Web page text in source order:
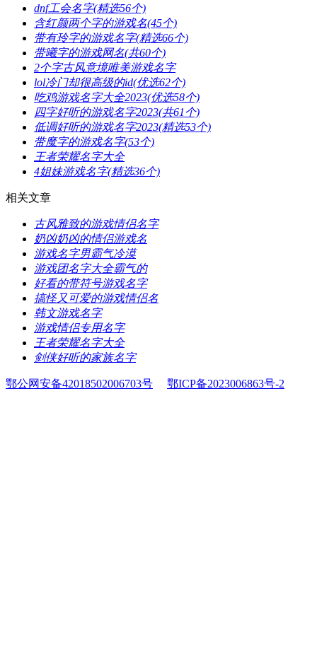
​dnf工会名字(精选56个)
​含红颜两个字的游戏名(45个)
​带有玲字的游戏名字(精选66个)
​带曦字的游戏网名(共60个)
​2个字古风意境唯美游戏名字
​lol冷门却很高级的id(优选62个)
​吃鸡游戏名字大全2023(优选58个)
​四字好听的游戏名字2023(共61个)
​低调好听的游戏名字2023(精选53个)
​带魔字的游戏名字(53个)
​王者荣耀名字大全
​4姐妹游戏名字(精选36个)
相关文章
​古风雅致的游戏情侣名字
​奶凶奶凶的情侣游戏名
​游戏名字男霸气冷漠
​游戏团名字大全霸气的
​好看的带符号游戏名字
​搞怪又可爱的游戏情侣名
​韩文游戏名字
​游戏情侣专用名字
​王者荣耀名字大全
​剑侠好听的家族名字
鄂公网安备42018502006703号 鄂ICP备2023006863号-2